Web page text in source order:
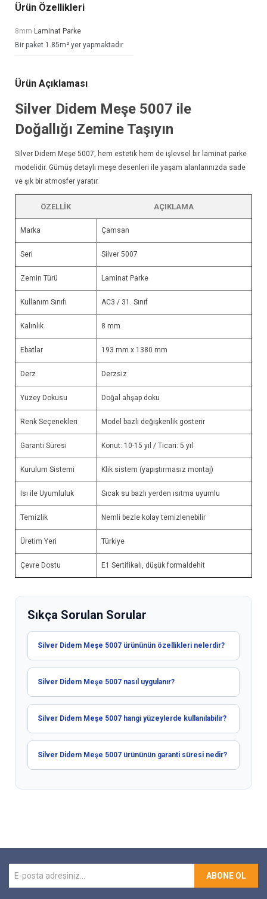
Ürün Özellikleri
8mm Laminat Parke
Bir paket 1.85m² yer yapmaktadır
Ürün Açıklaması
Silver Didem Meşe 5007 ile
Doğallığı Zemine Taşıyın
Silver Didem Meşe 5007, hem estetik hem de işlevsel bir laminat parke
modelidir. Gümüş detaylı meşe desenleri ile yaşam alanlarınızda sade
ve şık bir atmosfer yaratır.
ÖZELLIK AÇIKLAMA
Marka Çamsan
Seri Silver 5007
Zemin Türü Laminat Parke
Kullanım Sınıfı AC3 / 31. Sınıf
Kalınlık 8 mm
Ebatlar 193 mm x 1380 mm
Derz Derzsiz
Yüzey Dokusu Doğal ahşap doku
Renk Seçenekleri Model bazlı değişkenlik gösterir
Garanti Süresi Konut: 10-15 yıl / Ticari: 5 yıl
Kurulum Sistemi Klik sistem (yapıştırmasız montaj)
Isı ile Uyumluluk Sıcak su bazlı yerden ısıtma uyumlu
Temizlik Nemli bezle kolay temizlenebilir
Üretim Yeri Türkiye
Çevre Dostu E1 Sertifikalı, düşük formaldehit
Sıkça Sorulan Sorular
Silver Didem Meşe 5007 ürününün özellikleri nelerdir?
Silver Didem Meşe 5007 nasıl uygulanır?
Silver Didem Meşe 5007 hangi yüzeylerde kullanılabilir?
Silver Didem Meşe 5007 ürününün garanti süresi nedir?
ABONE OL